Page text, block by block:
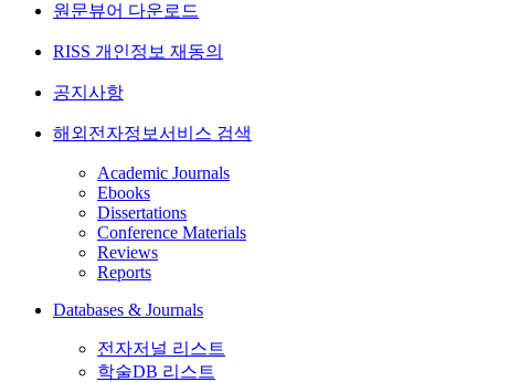
원문뷰어 다운로드
RISS 개인정보 재동의
공지사항
해외전자정보서비스 검색
Academic Journals
Ebooks
Dissertations
Conference Materials
Reviews
Reports
Databases & Journals
전자저널 리스트
학술DB 리스트